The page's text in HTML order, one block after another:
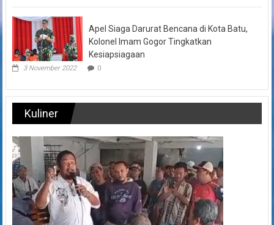
Apel Siaga Darurat Bencana di Kota Batu,
Kolonel Imam Gogor Tingkatkan
Kesiapsiagaan
3 November 2022 0
Kuliner